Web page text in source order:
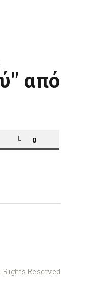
από
0
Rights Reserved